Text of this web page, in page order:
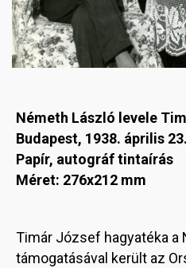
Németh László levele
Budapest, 1938. április 23.
Papír, autográf tintaírás
Méret: 276x212 mm
Timár József hagyatéka a
támogatásával került az